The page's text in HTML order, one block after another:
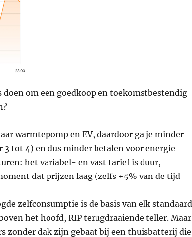
om een goedkoop en toekomstbestendig
warmtepomp en EV, daardoor ga je minder
tot 4) en dus minder betalen voor energie
het variabel- en vast tarief is duur,
dat prijzen laag (zelfs +5% van de tijd
zelfconsumptie is de basis van elk standaard
het hoofd, RIP terugdraaiende teller. Maar
zonder dak zijn gebaat bij een thuisbatterij die